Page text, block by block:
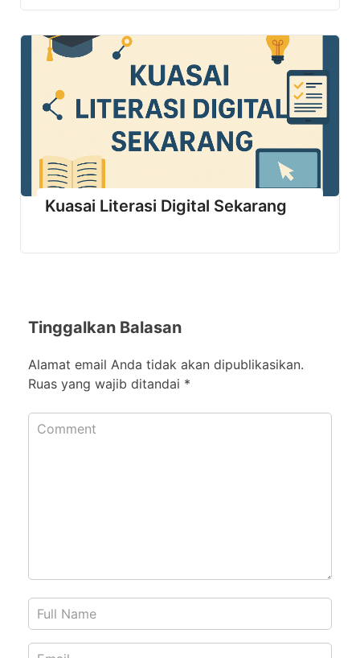
Kuasai Literasi Digital Sekarang
Tinggalkan Balasan
Alamat email Anda tidak akan dipublikasikan.
Ruas yang wajib ditandai *